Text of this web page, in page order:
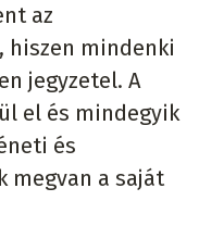
az
hiszen mindenki
jegyzetel. A
el és mindegyik
és
megvan a saját